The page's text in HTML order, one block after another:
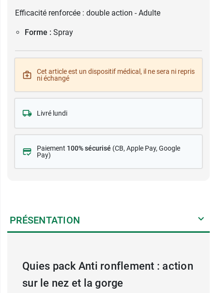
Efficacité renforcée : double action - Adulte
Forme : Spray
Cet article est un dispositif médical, il ne sera ni repris
ni échangé
Livré lundi
Paiement 100% sécurisé (CB, Apple Pay, Google
Pay)
PRÉSENTATION
Quies pack Anti ronflement : action
sur le nez et la gorge